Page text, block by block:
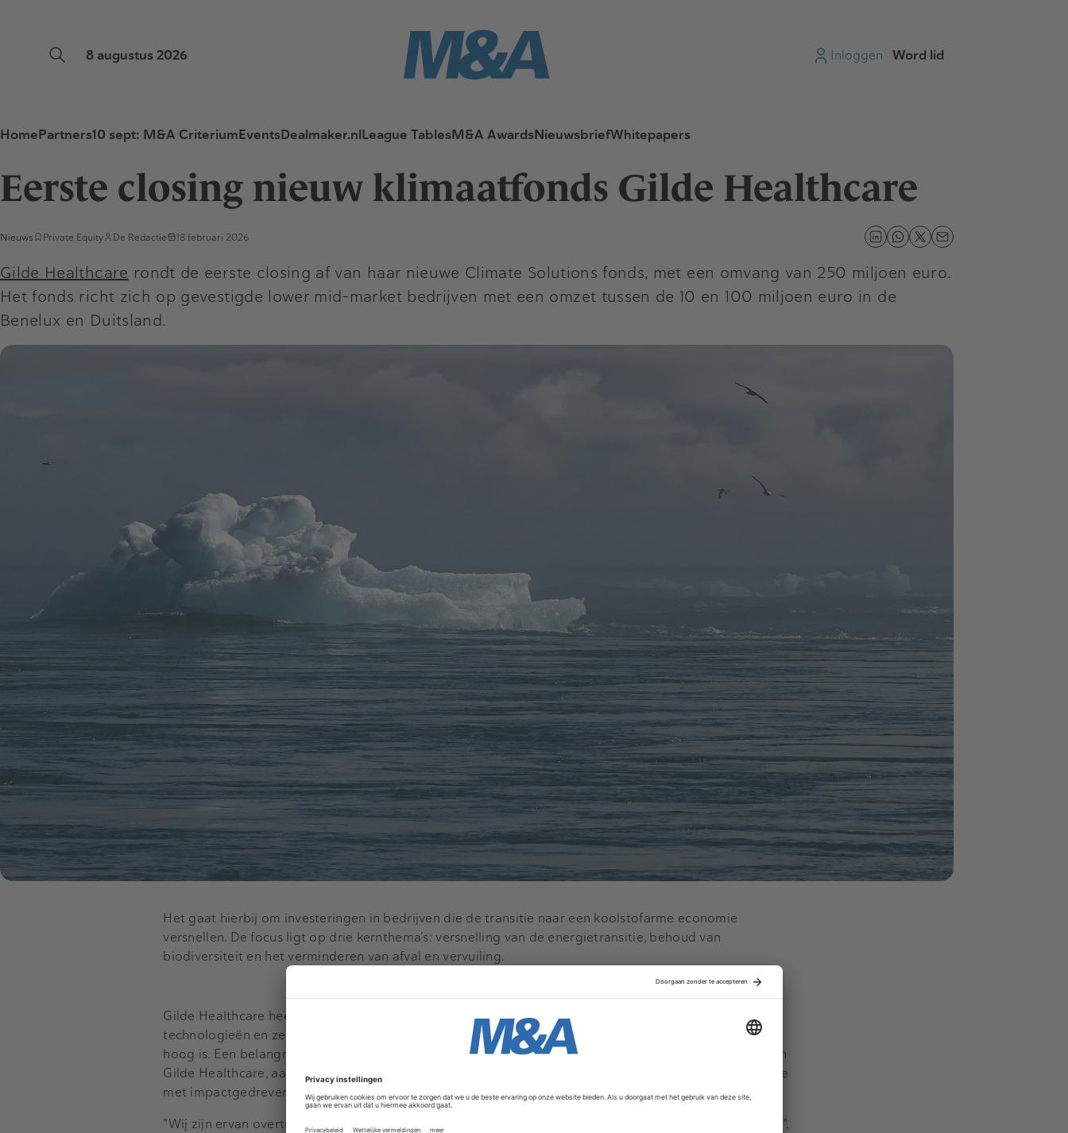
8 augustus 2026 Inloggen Word lid
HomePartners10 sept: M&A CriteriumEventsDealmaker.nlLeague TablesM&A AwardsNieuwsbriefWhitepapers
Eerste closing nieuw klimaatfonds Gilde Healthcare
Nieuws Private Equity De Redactie 18 februari 2026
Gilde Healthcare rondt de eerste closing af van haar nieuwe Climate Solutions fonds, met een omvang van 250 miljoen euro.
Het fonds richt zich op gevestigde lower mid-market bedrijven met een omzet tussen de 10 en 100 miljoen euro in de
Benelux en Duitsland.
Het gaat hierbij om investeringen in bedrijven die de transitie naar een koolstofarme economie
versnellen. De focus ligt op drie kernthema’s: versnelling van de energietransitie, behoud van
biodiversiteit en het verminderen van afval en vervuiling.
Gilde Healthcare heeft meer dan twintig jaar ervaring in het opschalen van bewezen effectieve
technologieën en zegt dit nu toe te passen op een domein van de reële economie waar de noodzaak
hoog is. Een belangrijk deel van de commitments is afkomstig van de bestaande investeerdersbasis van
Gilde Healthcare, aangevuld met gespecialiseerde impact-investeerders en algemene investeerders die
met impactgedreven investeringsstrategieën financieel rendement nastreven.
"Wij zijn ervan overtuigd dat betekenisvolle impact en financieel rendement hand in hand kunnen gaan",